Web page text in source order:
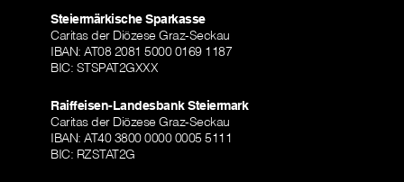
Steiermärkische Sparkasse
Caritas der Diözese Graz-Seckau
IBAN: AT08 2081 5000 0169 1187
BIC: STSPAT2GXXX
Raiffeisen-Landesbank Steiermark
Caritas der Diözese Graz-Seckau
IBAN: AT40 3800 0000 0005 5111
BIC: RZSTAT2G